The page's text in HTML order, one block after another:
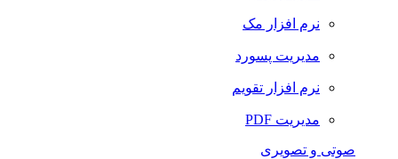
نرم افزار مک
مدیریت پسورد
نرم افزار تقویم
مدیریت PDF
صوتی و تصویری